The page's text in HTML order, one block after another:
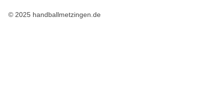
© 2025 handballmetzingen.de